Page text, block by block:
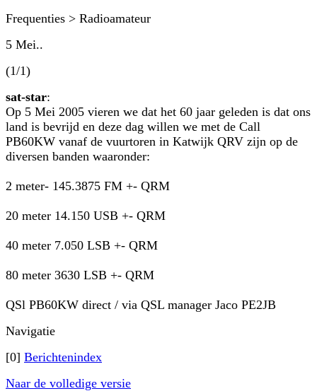
Frequenties > Radioamateur
5 Mei..
(1/1)
sat-star:
Op 5 Mei 2005 vieren we dat het 60 jaar geleden is dat ons
land is bevrijd en deze dag willen we met de Call
PB60KW vanaf de vuurtoren in Katwijk QRV zijn op de
diversen banden waaronder:
2 meter- 145.3875 FM +- QRM
20 meter 14.150 USB +- QRM
40 meter 7.050 LSB +- QRM
80 meter 3630 LSB +- QRM
QSl PB60KW direct / via QSL manager Jaco PE2JB
Navigatie
[0] Berichtenindex
Naar de volledige versie